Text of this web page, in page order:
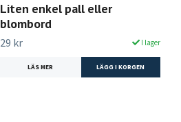
Liten enkel pall eller
blombord
29 kr I lager
LÄS MER